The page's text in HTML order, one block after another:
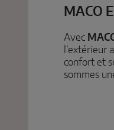
MACO
Avec
l’extérieur
confort et
sommes